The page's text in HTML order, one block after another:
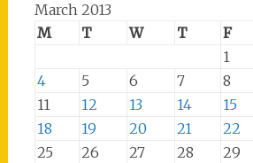
March 2013
M
T W T F
1
4
5 6 7 8
11
12 13 14 15
18
19 20 21 22
25
26 27 28 29